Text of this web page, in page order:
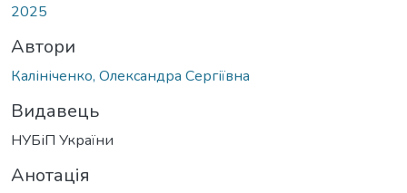
2025
Автори
Калініченко, Олександра Сергіївна
Видавець
НУБіП України
Анотація